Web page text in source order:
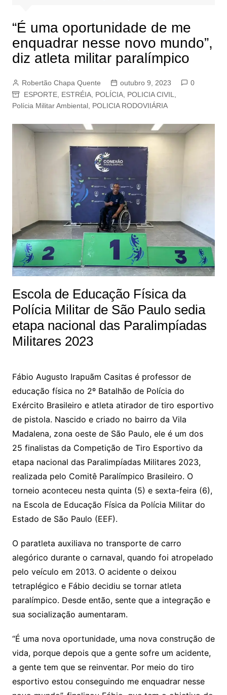
“É uma oportunidade de me
enquadrar nesse novo mundo”,
diz atleta militar paralímpico
Robertão Chapa Quente outubro 9, 2023
0
ESPORTE, ESTRÉIA, POLÍCIA, POLICIA CIVIL
Polícia Militar Ambiental, POLICIA RODOVIIÁRIA
Escola de Educação Física da
Polícia Militar de São Paulo sedia
etapa nacional das Paralimpíadas
Militares 2023
Fábio Augusto Irapuãm Casitas é professor de
educação física no 2º Batalhão de Polícia do
Exército Brasileiro e atleta atirador de tiro esportivo
de pistola. Nascido e criado no bairro da Vila
Madalena, zona oeste de São Paulo, ele é um dos
25 finalistas da Competição de Tiro Esportivo da
etapa nacional das Paralimpíadas Militares 2023,
realizada pelo Comitê Paralímpico Brasileiro. O
torneio aconteceu nesta quinta (5) e sexta-feira (6),
na Escola de Educação Física da Polícia Militar do
Estado de São Paulo (EEF).
O paratleta auxiliava no transporte de carro
alegórico durante o carnaval, quando foi atropelado
pelo veículo em 2013. O acidente o deixou
tetraplégico e Fábio decidiu se tornar atleta
paralímpico. Desde então, sente que a integração e
sua socialização aumentaram.
“É uma nova oportunidade, uma nova construção de
vida, porque depois que a gente sofre um acidente,
a gente tem que se reinventar. Por meio do tiro
esportivo estou conseguindo me enquadrar nesse